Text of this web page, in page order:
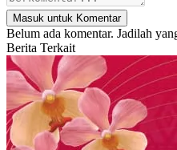
Masuk untuk Komentar
Belum ada komentar. Jadilah
Berita Terkait